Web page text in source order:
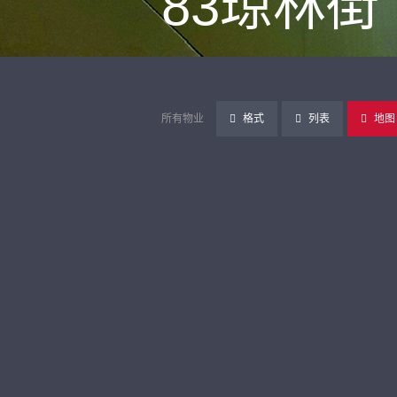
所有物业 格式 列表 地图